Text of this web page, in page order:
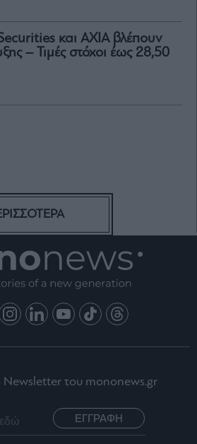
και AXIA βλέπουν
– Τιμές στόχοι έως 28,50
Newsletter του mononews.gr
ΕΓΓΡΑΦΗ